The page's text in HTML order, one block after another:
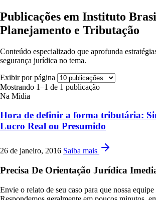
Publicações em Instituto
Planejamento e Tributação
Conteúdo especializado que aprofunda
segurança jurídica no tema.
Exibir por página
Mostrando 1–1 de 1 publicação
Na Mídia
Hora de definir a forma tributária:
Lucro Real ou Presumido
26 de janeiro, 2016 Saiba mais
Precisa De Orientação Jurídica
Envie o relato de seu caso para que nossa equipe